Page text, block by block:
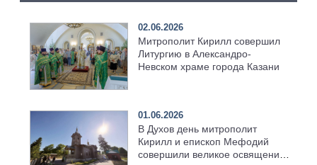
02.06.2026
Митрополит Кирилл совершил
Литургию в Александро-
Невском храме города Казани
01.06.2026
В Духов день митрополит
Кирилл и епископ Мефодий
совершили великое освящение